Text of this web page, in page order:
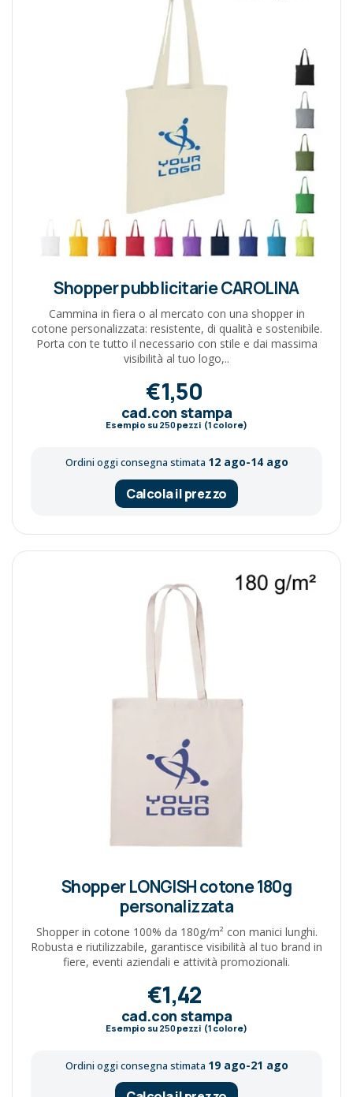
Shopper pubblicitarie CAROLINA
Cammina in fiera o al mercato con una shopper in
cotone personalizzata: resistente, di qualità e sostenibile.
Porta con te tutto il necessario con stile e dai massima
visibilità al tuo logo,..
€1,50
cad.con stampa
Esempio su 250pezzi (1 colore)
Ordini oggi consegna stimata 12 ago-14 ago
Calcola il prezzo
Shopper LONGISH cotone 180g
personalizzata
Shopper in cotone 100% da 180g/m² con manici lunghi.
Robusta e riutilizzabile, garantisce visibilità al tuo brand in
fiere, eventi aziendali e attività promozionali.
€1,42
cad.con stampa
Esempio su 250pezzi (1 colore)
Ordini oggi consegna stimata 19 ago-21 ago